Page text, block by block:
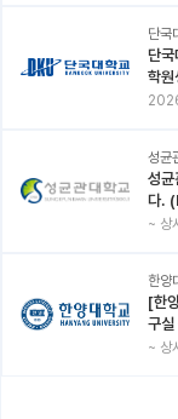
단국
단국
학원
성균
성균
다.
~ 상
[한
구
~ 상